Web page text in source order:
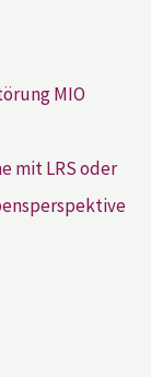
mit LRS oder